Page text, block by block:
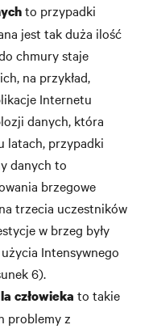
to przypadki
jest tak duża ilość
chmury staje
na przykład,
Internetu
danych, która
latach, przypadki
danych to
brzegowe
trzecia uczestników
w brzeg były
Intensywnego
6).
człowieka to takie
problemy z